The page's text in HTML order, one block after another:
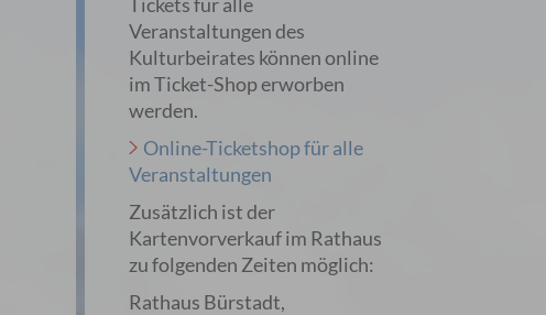
Veranstaltungen des
Kulturbeirates können online
im Ticket-Shop erworben
werden.
Online-Ticketshop für alle
Veranstaltungen
Zusätzlich ist der
Kartenvorverkauf im Rathaus
zu folgenden Zeiten möglich:
Rathaus Bürstadt,